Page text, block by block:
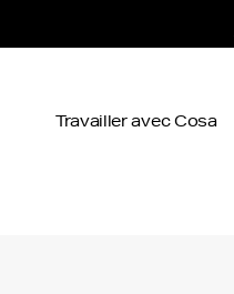
Travailler avec Cosa